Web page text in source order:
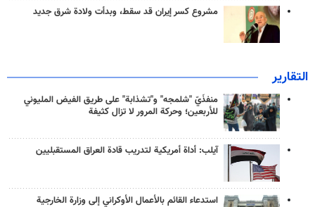
مشروع كسر إيران قد سقط، وبدأت ولادة شرق جديد
التقارير
منفذَيّ "شلمجه" و"تشذابة" على طريق الفيض المليوني
للأربعين؛ وحركة المرور لا تزال كثيفة
آيلب: أداة أمريكية لتدريب قادة العراق المستقبليين
استدعاء القائم بالأعمال الأوكراني إلى وزارة الخارجية